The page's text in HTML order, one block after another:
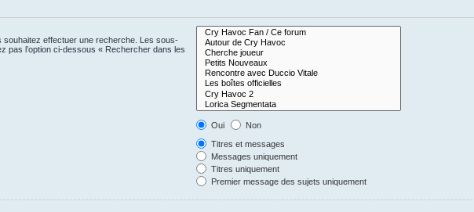
effectuer une recherche. Les sous-
pas l’option ci-dessous « Rechercher dans les
Oui
Non
Titres et messages
Messages uniquement
Titres uniquement
Premier message des sujets uniquement